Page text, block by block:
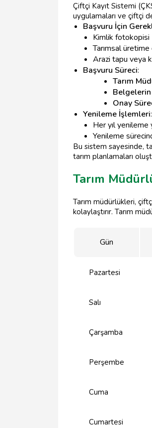
Çiftçi Kayıt Sistemi
uygulamaları ve çiftçi
Başvuru İçin
Kimlik fotokopisi
Tarımsal
Arazi tapu veya
Başvuru Süreci:
Tarım
Onay
Yenileme İşlemleri:
Her yıl yenileme
Yenileme
Bu sistem sayesinde,
tarım planlamaları
Tarım
Tarım müdürlükleri,
kolaylaştırır. Tarım
Gün
Pazartesi
Salı
Çarşamba
Perşembe
Cuma
Cumartesi